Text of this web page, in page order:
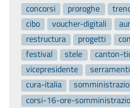
concorsi
proroghe
cibo
voucher-digitali
restructura
progetti
festival
stele canton-
vicepresidente
cura-italia
corsi-16-ore-